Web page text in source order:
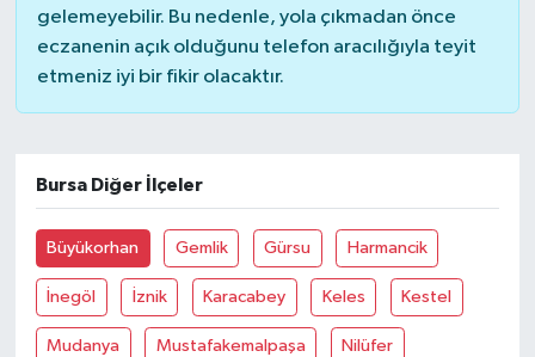
gelemeyebilir. Bu nedenle, yola çıkmadan önce
eczanenin açık olduğunu telefon aracılığıyla teyit
etmeniz iyi bir fikir olacaktır.
Bursa Diğer İlçeler
Büyükorhan Gemlik Gürsu Harmancik
İnegöl İznik Karacabey Keles Kestel
Mudanya Mustafakemalpaşa Nilüfer